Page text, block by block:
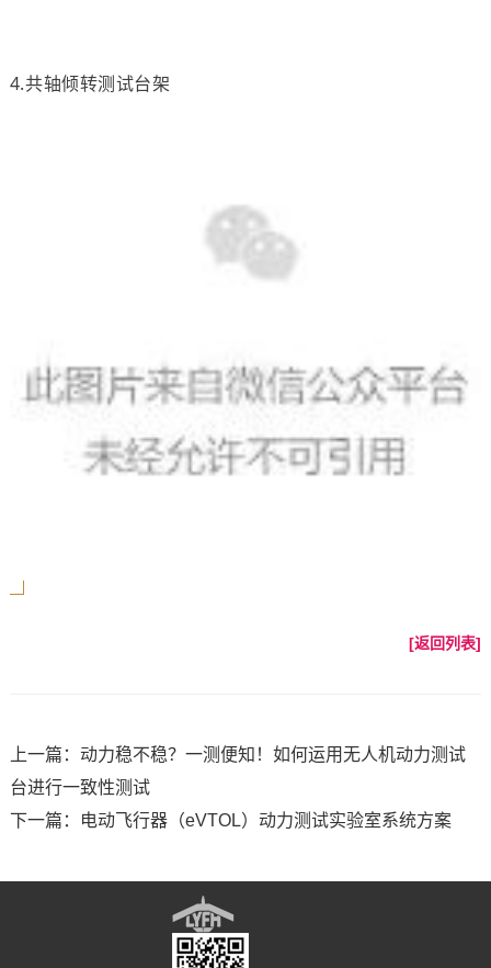
4.共轴倾转测试台架
[返回列表]
上一篇：动力稳不稳？一测便知！如何运用无人机动力测试
台进行一致性测试
下一篇：电动飞行器（eVTOL）动力测试实验室系统方案